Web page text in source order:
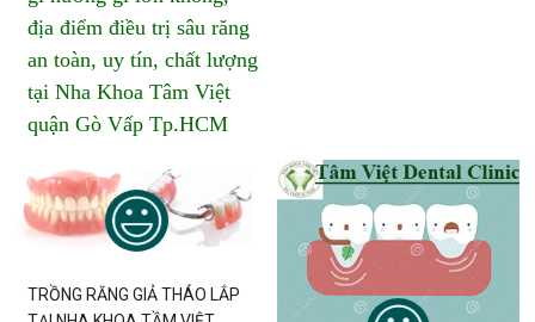
địa điểm điều trị sâu răng
an toàn, uy tín, chất lượng
tại Nha Khoa Tâm Việt
quận Gò Vấp Tp.HCM
TRỒNG RĂNG GIẢ THÁO LẮP